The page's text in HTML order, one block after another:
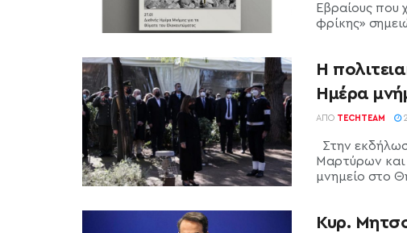
Εβραίους που
φρίκης»
Η
Ημέρα
ΑΠΌ TECHTEAM
Στην
Μαρτύρων
μνημείο στο
Κυρ.